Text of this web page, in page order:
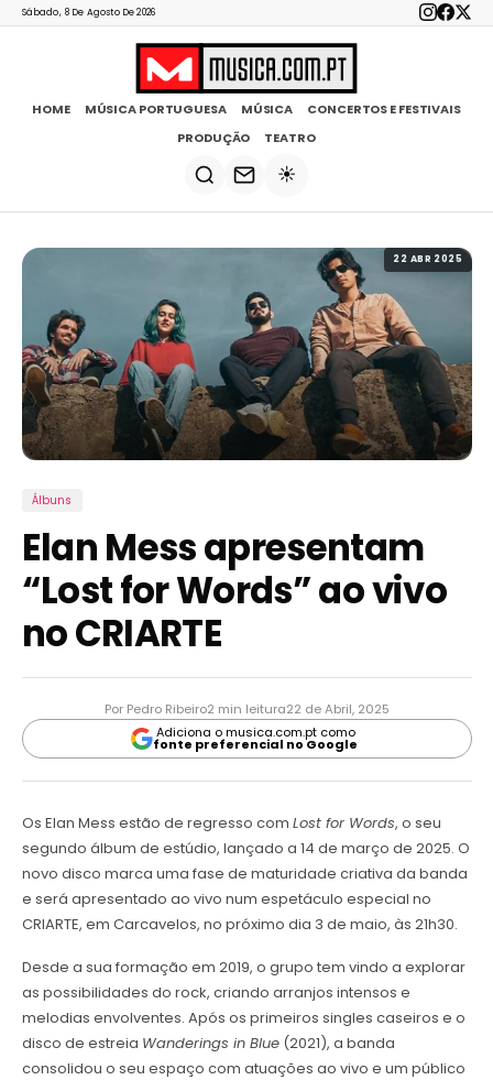
Sábado, 8 De Agosto De 2026
HOME MÚSICA PORTUGUESA MÚSICA
CONCERTOS E FESTIVAIS
PRODUÇÃO
TEATRO
☀️
22 ABR 2025
Álbuns
Elan Mess apresentam
“Lost for Words” ao vivo
no CRIARTE
Por Pedro Ribeiro2 min leitura22 de Abril, 2025
Adiciona o musica.com.pt como
fonte preferencial no Google
Os Elan Mess estão de regresso com Lost for Words, o seu
segundo álbum de estúdio, lançado a 14 de março de 2025. O
novo disco marca uma fase de maturidade criativa da banda
e será apresentado ao vivo num espetáculo especial no
CRIARTE, em Carcavelos, no próximo dia 3 de maio, às 21h30.
Desde a sua formação em 2019, o grupo tem vindo a explorar
as possibilidades do rock, criando arranjos intensos e
melodias envolventes. Após os primeiros singles caseiros e o
disco de estreia Wanderings in Blue(2021), a banda
consolidou o seu espaço com atuações ao vivo e um público